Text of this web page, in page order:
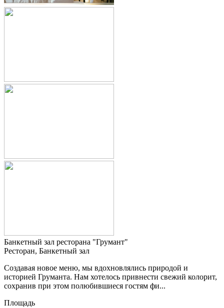
Банкетный зал ресторана "Грумант"
Ресторан, Банкетный зал
Создавая новое меню, мы вдохновлялись природой и
историей Груманта. Нам хотелось привнести свежий колорит,
сохранив при этом полюбившиеся гостям фи...
Площадь